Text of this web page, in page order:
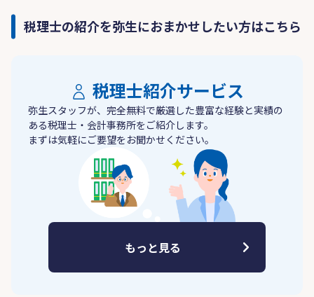
税理士の紹介を弥生におまかせしたい方はこちら
税理士紹介サービス
弥生スタッフが、完全無料で厳選した豊富な経験と実績の
ある税理士・会計事務所をご紹介します。
まずは気軽にご要望をお聞かせください。
もっと見る